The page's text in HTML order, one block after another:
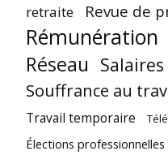
retraite Revue de
Rémunération
Réseau Salaires
Souffrance au
Travail temporaire
Élections professionnelles